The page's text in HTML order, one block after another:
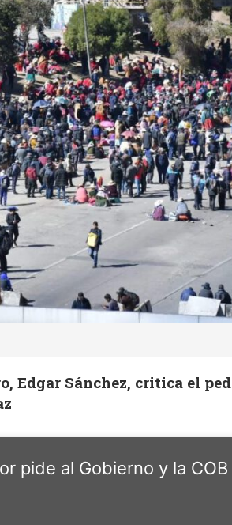
Edgar Sánchez, critica el
pide al Gobierno y la